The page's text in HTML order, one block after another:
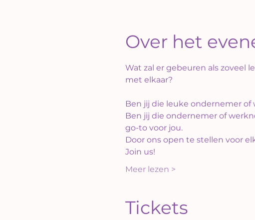
Over het
Wat zal er gebeuren als zoveel
met elkaar?
Ben jij die leuke ondernemer
Ben jij die ondernemer of
go-to voor jou.
Door ons open te stellen voor
Join us!
Meer lezen >
Tickets